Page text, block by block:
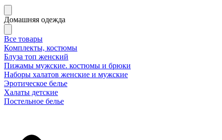
Домашняя одежда
Все товары
Комплекты, костюмы
Блуза топ женский
Пижамы мужские. костюмы и брюки
Наборы халатов женские и мужские
Эротическое белье
Халаты детские
Постельное белье